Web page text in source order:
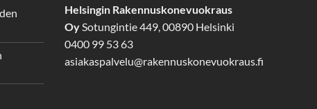
Helsingin Rakennuskonevuokraus
OySotungintie 449, 00890 Helsinki
0400 99 53 63
asiakaspalvelu@rakennuskonevuokraus.fi